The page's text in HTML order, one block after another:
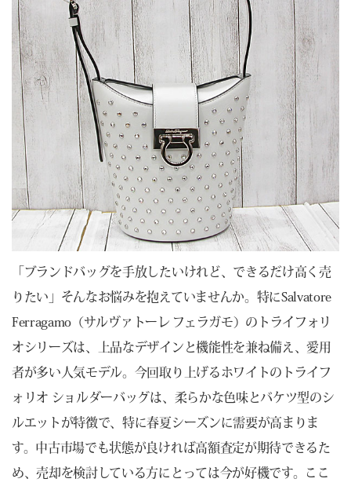
「ブランドバッグを手放したいけれど、できるだけ高く売
りたい」そんなお悩みを抱えていませんか。特にSalvatore
Ferragamo（サルヴァトーレ フェラガモ）のトライフォリ
オシリーズは、上品なデザインと機能性を兼ね備え、愛用
者が多い人気モデル。今回取り上げるホワイトのトライフ
ォリオ ショルダーバッグは、柔らかな色味とバケツ型のシ
ルエットが特徴で、特に春夏シーズンに需要が高まりま
す。中古市場でも状態が良ければ高額査定が期待できるた
め、売却を検討している方にとっては今が好機です。ここ